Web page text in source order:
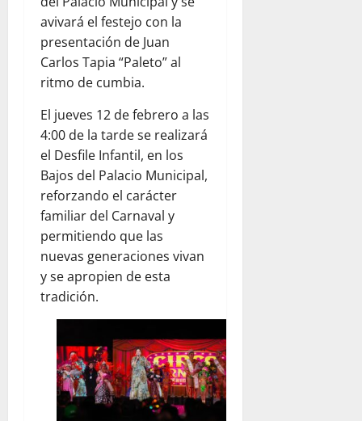
avivará el festejo con la
presentación de Juan
Carlos Tapia “Paleto” al
ritmo de cumbia.
El jueves 12 de febrero a las
4:00 de la tarde se realizará
el Desfile Infantil, en los
Bajos del Palacio Municipal,
reforzando el carácter
familiar del Carnaval y
permitiendo que las
nuevas generaciones vivan
y se apropien de esta
tradición.